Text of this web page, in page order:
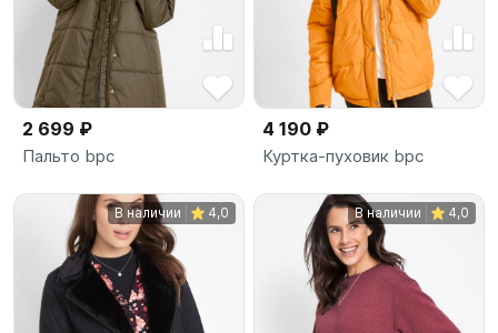
2 699 ₽
Пальто bpc
4 190 ₽
Куртка-пуховик bpc
В наличии 4,0 В наличии 4,0